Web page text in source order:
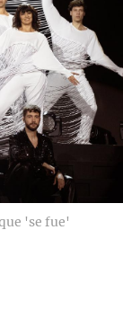
'se fue'